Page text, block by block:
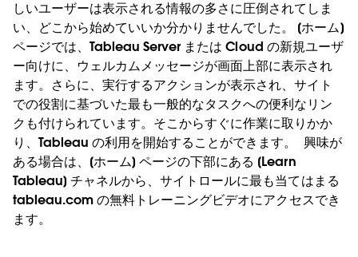
しいユーザーは表示される情報の多さに圧倒されてしま
い、どこから始めていいか分かりませんでした。 [ホーム]
ページでは、Tableau Server または Cloud の新規ユーザ
ー向けに、ウェルカムメッセージが画面上部に表示され
ます。さらに、実行するアクションが表示され、サイト
での役割に基づいた最も一般的なタスクへの便利なリン
クも付けられています。そこからすぐに作業に取りかか
り、Tableau の利用を開始することができます。
興味が
ある場合は、[ホーム] ページの下部にある [Learn
Tableau] チャネルから、サイトロールに最も当てはまる
tableau.com の無料トレーニングビデオにアクセスでき
ます。